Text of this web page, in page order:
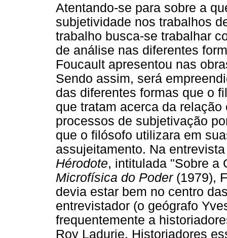
Atentando-se para sobre a
subjetividade nos trabalhos
trabalho busca-se trabalhar
de análise nas diferentes
Foucault apresentou nas
Sendo assim, será
das diferentes formas que o
que tratam acerca da
processos de subjetivação
que o filósofo utilizara em
assujeitamento. Na
Hérodote, intitulada "Sobre a
Microfísica do Poder (1979),
devia estar bem no centro
entrevistador (o geógrafo
frequentemente a
Roy Ladurie. Historiadores